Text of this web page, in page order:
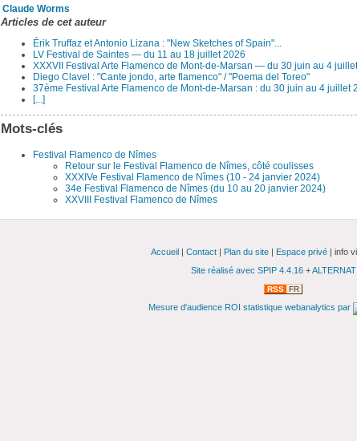
Claude Worms
Articles de cet auteur
Érik Truffaz et Antonio Lizana : "New Sketches of Spain"...
LV Festival de Saintes — du 11 au 18 juillet 2026
XXXVII Festival Arte Flamenco de Mont-de-Marsan — du 30 juin au 4
Diego Clavel : "Cante jondo, arte flamenco" / "Poema del Toreo"
37ème Festival Arte Flamenco de Mont-de-Marsan : du 30 juin au 4 juillet
[...]
Mots-clés
Festival Flamenco de Nîmes
Retour sur le Festival Flamenco de Nîmes, côté coulisses
XXXIVe Festival Flamenco de Nîmes (10 - 24 janvier 2024)
34e Festival Flamenco de Nîmes (du 10 au 20 janvier 2024)
XXVIII Festival Flamenco de Nîmes
Accueil| Contact| Plan du site| Espace privé| info
Site réalisé avec SPIP 4.4.16 +
RSS FR
Mesure d'audience ROI statistique webanalytics par